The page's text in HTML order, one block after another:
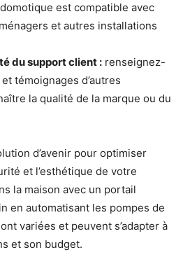
est compatible avec
et autres installations
du support client : renseignez-
témoignages d’autres
la qualité de la marque ou du
d’avenir pour optimiser
et l’esthétique de votre
la maison avec un portail
en automatisant les pompes de
variées et peuvent s’adapter à
et son budget.